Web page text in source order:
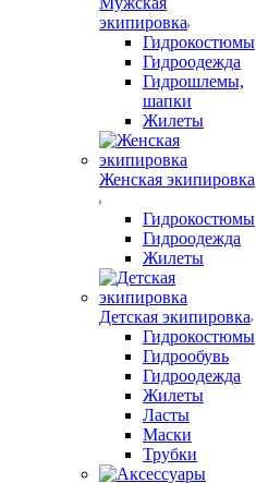
экипировка
Гидрокостюмы
Гидроодежда
Гидрошлемы,
шапки
Жилеты
Женская экипировка
Гидрокостюмы
Гидроодежда
Жилеты
Детская экипировка
Гидрокостюмы
Гидрообувь
Гидроодежда
Жилеты
Ласты
Маски
Трубки